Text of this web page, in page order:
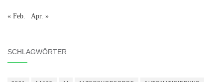
« Feb. Apr. »
SCHLAGWÖRTER